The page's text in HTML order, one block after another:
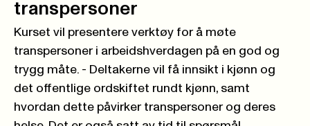
transpersoner
Kurset vil presentere verktøy for å møte
transpersoner i arbeidshverdagen på en god og
trygg måte. - Deltakerne vil få innsikt i kjønn og
det offentlige ordskiftet rundt kjønn, samt
hvordan dette påvirker transpersoner og deres